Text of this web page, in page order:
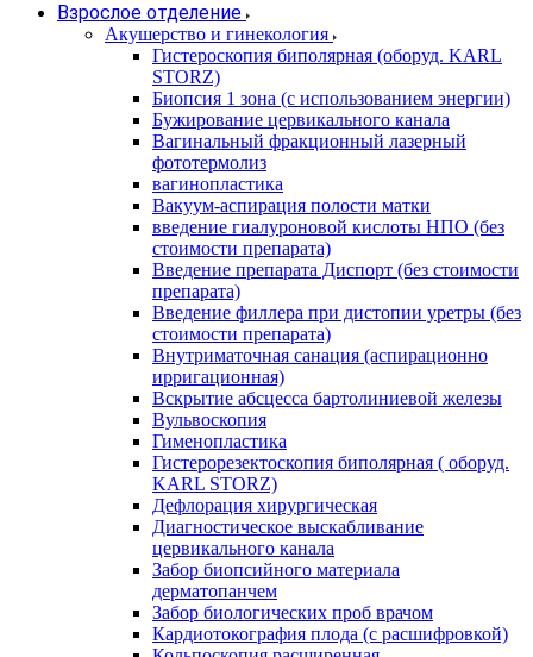
Взрослое отделение
Акушерство и гинекология
Гистероскопия биполярная (оборуд. KARL
STORZ)
Биопсия 1 зона (с использованием энергии)
Бужирование цервикального канала
Вагинальный фракционный лазерный
фототермолиз
вагинопластика
Вакуум-аспирация полости матки
введение гиалуроновой кислоты НПО (без
стоимости препарата)
Введение препарата Диспорт (без стоимости
препарата)
Введение филлера при дистопии уретры (без
стоимости препарата)
Внутриматочная санация (аспирационно
ирригационная)
Вскрытие абсцесса бартолиниевой железы
Вульвоскопия
Гименопластика
Гистерорезектоскопия биполярная ( оборуд.
KARL STORZ)
Дефлорация хирургическая
Диагностическое выскабливание
цервикального канала
Забор биопсийного материала
дерматопанчем
Забор биологических проб врачом
Кардиотокография плода (с расшифровкой)